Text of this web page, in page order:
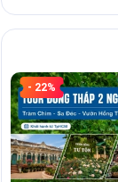
Tour ghép
Tôi nên xem
TƯ VẤN NHANH
- 22%